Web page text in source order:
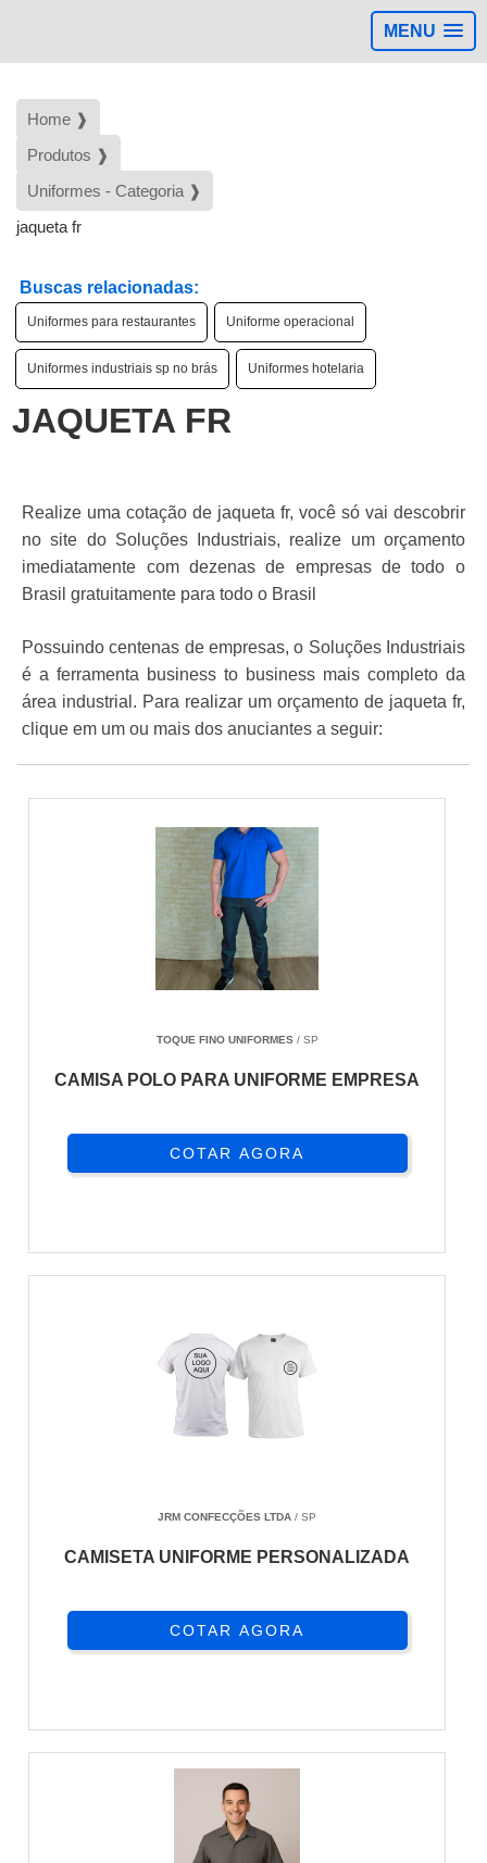
MENU
Home ❱
Produtos ❱
Uniformes - Categoria ❱
jaqueta fr
Buscas relacionadas:
Uniformes para restaurantes Uniforme operacional
Uniformes industriais sp no brás Uniformes hotelaria
JAQUETA FR
Realize uma cotação de jaqueta fr, você só vai descobrir
no site do Soluções Industriais, realize um orçamento
imediatamente com dezenas de empresas de todo o
Brasil gratuitamente para todo o Brasil
Possuindo centenas de empresas, o Soluções Industriais
é a ferramenta business to business mais completo da
área industrial. Para realizar um orçamento de jaqueta fr,
clique em um ou mais dos anuciantes a seguir:
TOQUE FINO UNIFORMES/ SP
CAMISA POLO PARA UNIFORME EMPRESA
COTAR AGORA
JRM CONFECÇÕES LTDA / SP
CAMISETA UNIFORME PERSONALIZADA
COTAR AGORA